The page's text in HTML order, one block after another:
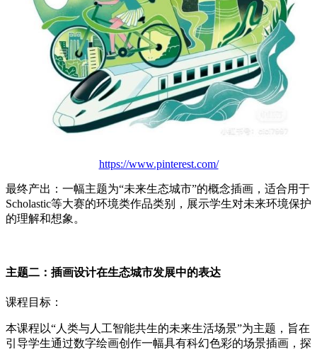
https://www.pinterest.com/
最终产出：一幅主题为“未来生态城市”的概念插画，适合用于
Scholastic等大赛的环境类作品类别，展示学生对未来环境保护
的理解和想象。
主题二：插画设计在生态城市发展中的表达
课程目标：
本课程以“人类与人工智能共生的未来生活场景”为主题，旨在
引导学生通过数字绘画创作一幅具有科幻色彩的场景插画，探